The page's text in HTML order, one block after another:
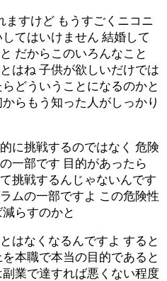
ますけど もうすごくニコニ
てはいけません 結婚して
だからこのいろんなこと
はね 子供が欲しいだけでは
どういうことになるのかと
らもう知った人がしっかり
に挑戦するのではなく 危険
一部です 目的があったら
挑戦するんじゃないんです
ムの一部ですよ この危険性
らすのかと
はなくなるんですよ すると
本職で本当の目的であると
業で達すれば悪くない程度